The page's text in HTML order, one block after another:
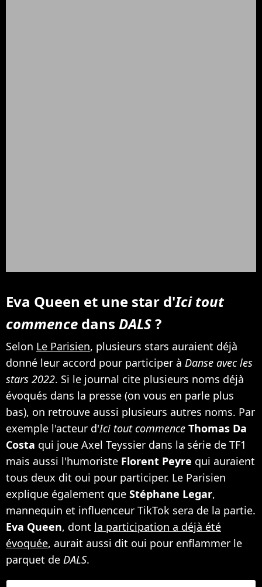
Eva Queen et une star d'Ici tout
commence dans DALS?
Selon Le Parisien, plusieurs stars auraient déjà
donné leur accord pour participer à Danse avec les
stars 2022. Si le journal cite plusieurs noms déjà
évoqués dans la presse (on vous en parle plus
bas), on retrouve aussi plusieurs autres noms. Par
exemple l'acteur d'Ici tout commence Thomas Da
Costa qui joue Axel Teyssier dans la série de TF1
mais aussi l'humoriste Florent Peyre qui auraient
tous deux dit oui pour participer. Le Parisien
explique également que Stéphane Legar,
mannequin et influenceur TikTok sera de la partie.
Eva Queen, dont la participation a déjà été
évoquée, aurait aussi dit oui pour enflammer le
parquet de DALS.